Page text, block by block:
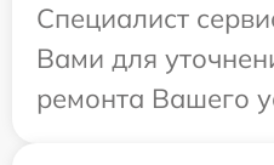
Специалист
Вами для
ремонта Вашего